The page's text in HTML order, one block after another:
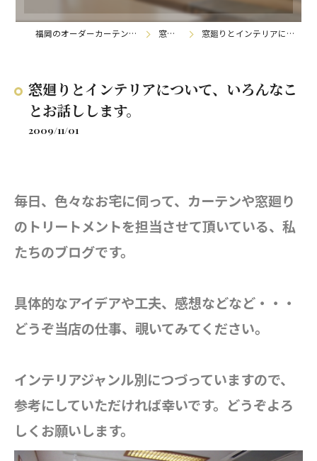
福岡のオーダーカーテンなら株式会社ロイヤル・インテリア 窓辺の日記帳 窓廻りとインテリアについて、いろんなことお話しします。
窓廻りとインテリアについて、いろんなこ
とお話しします。
2009/11/01
毎日、色々なお宅に伺って、カーテンや窓廻り
のトリートメントを担当させて頂いている、私
たちのブログです。
具体的なアイデアや工夫、感想などなど・・・
どうぞ当店の仕事、覗いてみてください。
インテリアジャンル別につづっていますので、
参考にしていただければ幸いです。どうぞよろ
しくお願いします。